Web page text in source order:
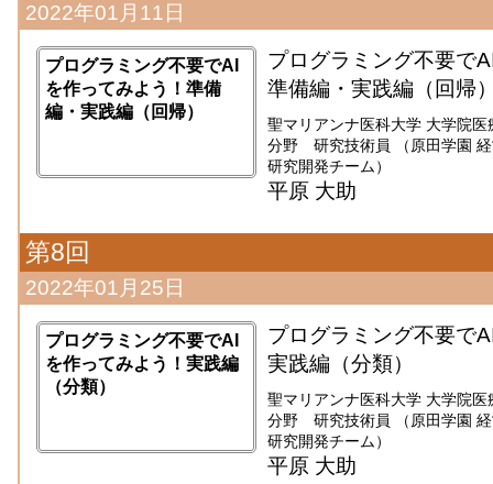
2022年01月11日
プログラミング不要でAI
を作ってみよう！準備
編・実践編（回帰）
プログラミング不要で
準備編・実践編（回帰
聖マリアンナ医科大学 大学院
分野 研究技術員 （原田学園
研究開発チーム）
平原 大助
第8回
2022年01月25日
プログラミング不要でAI
を作ってみよう！実践編
（分類）
プログラミング不要で
実践編（分類）
聖マリアンナ医科大学 大学院
分野 研究技術員 （原田学園
研究開発チーム）
平原 大助